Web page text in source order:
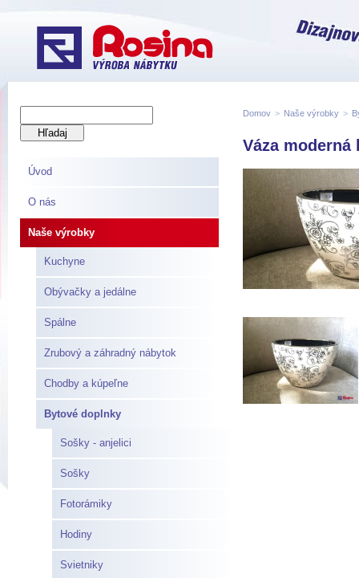
Úvod
O nás
Naše výrobky
Kuchyne
Obývačky a jedálne
Spálne
Zrubový a záhradný nábytok
Chodby a kúpeľne
Bytové doplnky
Sošky - anjelici
Sošky
Fotorámiky
Hodiny
Svietniky
Domov > Naše výrobky >
Váza moderná